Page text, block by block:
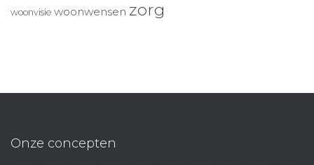
woonvisie woonwensen zorg
Onze concepten